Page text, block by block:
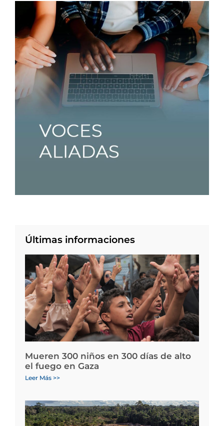
Últimas informaciones
Mueren 300 niños en 300 días de alto
el fuego en Gaza
Leer Más >>